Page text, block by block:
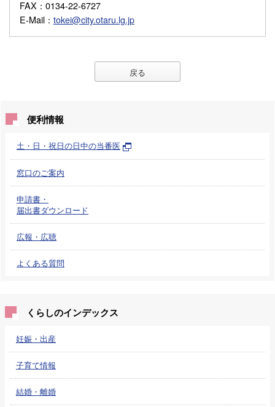
FAX ：0134-22-6727
E-Mail ： tokei@city.otaru.lg.jp
戻る
便利情報
土・日・祝日の日中の当番医
窓口のご案内
申請書・
届出書ダウンロード
広報・広聴
よくある質問
くらしのインデックス
妊娠・出産
子育て情報
結婚・離婚